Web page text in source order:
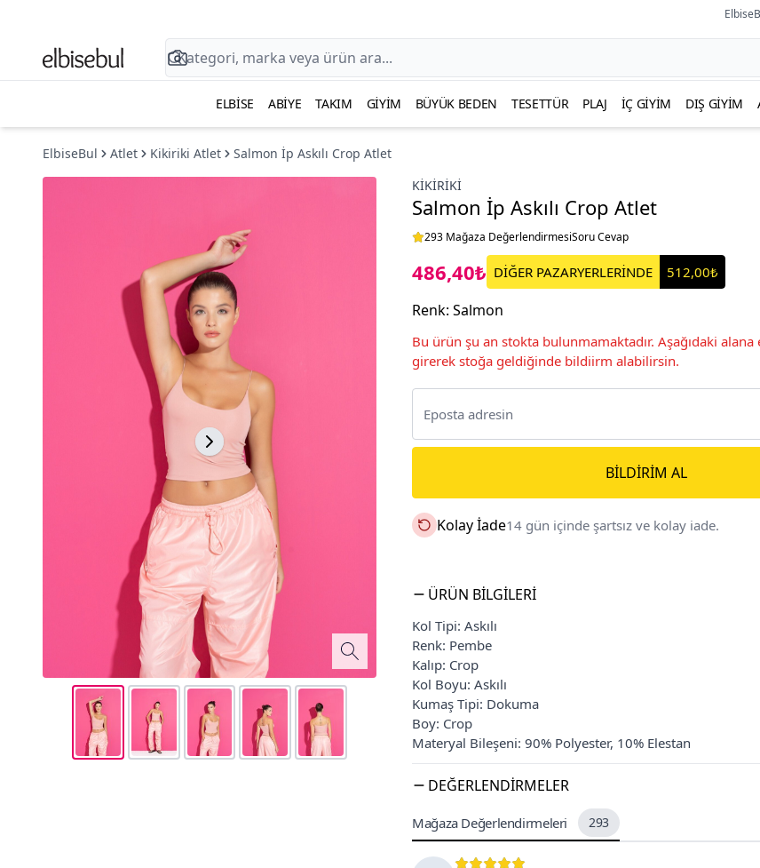
ELBISE ABIYE TAKIM GIYIM BÜYÜK BEDEN TESETTÜR PLAJ İÇ GIYIM DIŞ GIYIM
ElbiseBul Atlet Kikiriki Atlet
Salmon İp Askılı Crop Atlet
KIKIRIKI
Salmon İp Askılı Crop Atlet
293 Mağaza DeğerlendirmesiSoru Cevap
486,40₺ DİĞER PAZARYERLERİNDE 512,00₺
Renk: Salmon
Bu ürün şu an stokta bulunmamaktadır. Aşağıdaki alana
girerek stoğa geldiğinde bildiirm alabilirsin.
BILDIRIM AL
Kolay İade14 gün içinde şartsız ve kolay iade.
ÜRÜN BILGILERI
Kol Tipi: Askılı
Renk: Pembe
Kalıp: Crop
Kol Boyu: Askılı
Kumaş Tipi: Dokuma
Boy: Crop
Materyal Bileşeni: 90% Polyester, 10% Elestan
DEĞERLENDIRMELER
Mağaza Değerlendirmeleri 293